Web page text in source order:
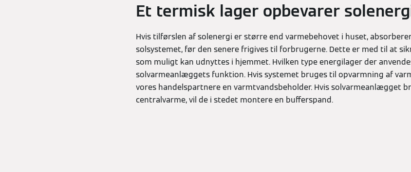
Et termisk lager opbevarer
Hvis tilførslen af solenergi er større end varmebehovet i huset,
solsystemet, før den senere frigives til forbrugerne. Dette er med til at
som muligt kan udnyttes i hjemmet. Hvilken type energilager der
solvarmeanlæggets funktion. Hvis systemet bruges til opvarmning af
vores handelspartnere en varmtvandsbeholder. Hvis solvarmeanlægget
centralvarme, vil de i stedet montere en bufferspand.